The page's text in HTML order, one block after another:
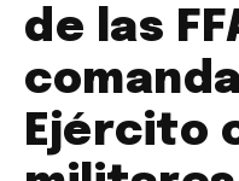
de las
Ejército